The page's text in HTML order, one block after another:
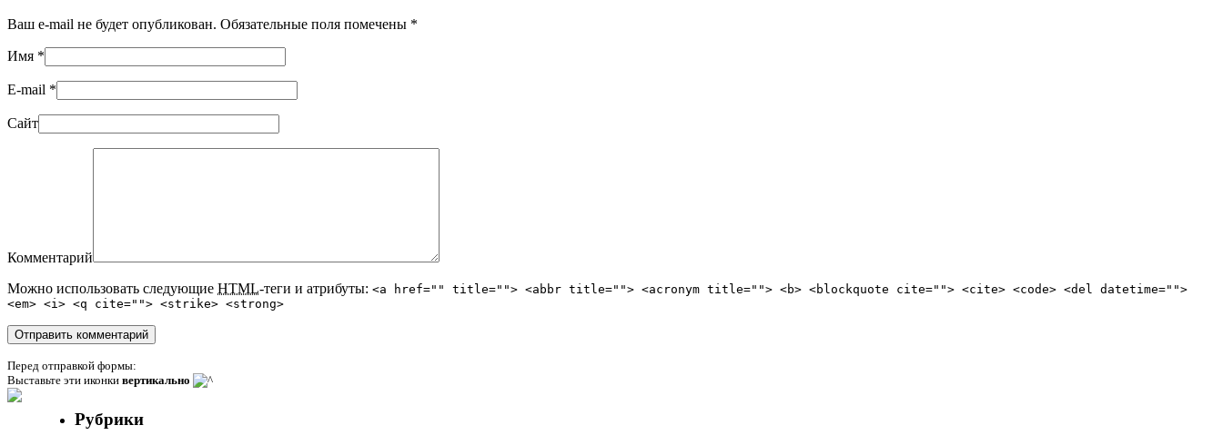
Ваш e-mail не будет опубликован. Обязательные поля помечены *
Имя *
E-mail *
Сайт
Комментарий
Можно использовать следующие HTML-теги и атрибуты: <a href="" title=""> <abbr title=""> <acronym title=""> <b> <blockquote cite=""> <cite> <code> <del datetime="">
<em> <i> <q cite=""> <strike> <strong>
Перед отправкой формы:
Выставьте эти иконки вертикально
Рубрики